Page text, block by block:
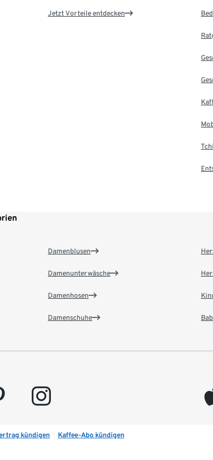
Jetzt Vorteile entdecken
Damenblusen
Damenunterwäsche
Damenhosen
Damenschuhe
instagram
kündigen Kaffee-Abo kündigen